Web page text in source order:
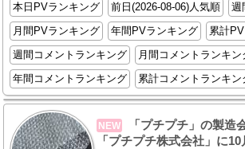
本日PVランキング
前日(2026-08-06)人気順
週
月間PVランキング
年間PVランキング
累計
週間コメントランキング
月間コメントランキン
年間コメントランキング
累計コメントランキン
NEW
「プチプチ」の製造
「プチプチ株式会社」に